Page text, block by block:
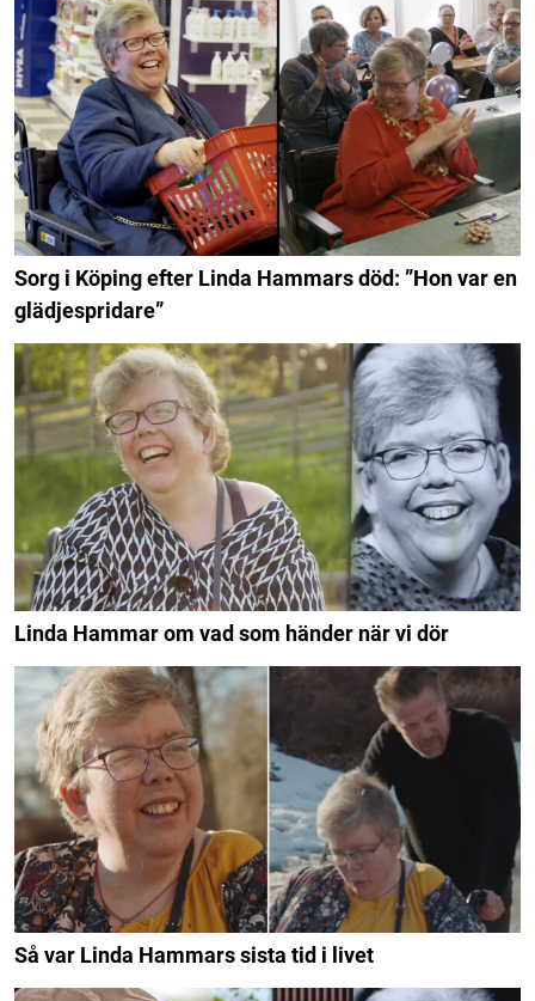
Sorg i Köping efter Linda Hammars död: ”Hon var en
glädjespridare”
Linda Hammar om vad som händer när vi dör
Så var Linda Hammars sista tid i livet